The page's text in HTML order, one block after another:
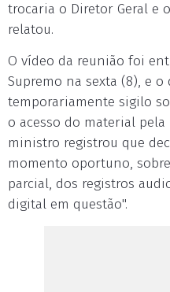
trocaria o Diretor Geral e
relatou.
O vídeo da reunião foi
Supremo na sexta (8), e
temporariamente sigilo
o acesso do material pela
ministro registrou que
momento oportuno,
parcial, dos registros
digital em questão".